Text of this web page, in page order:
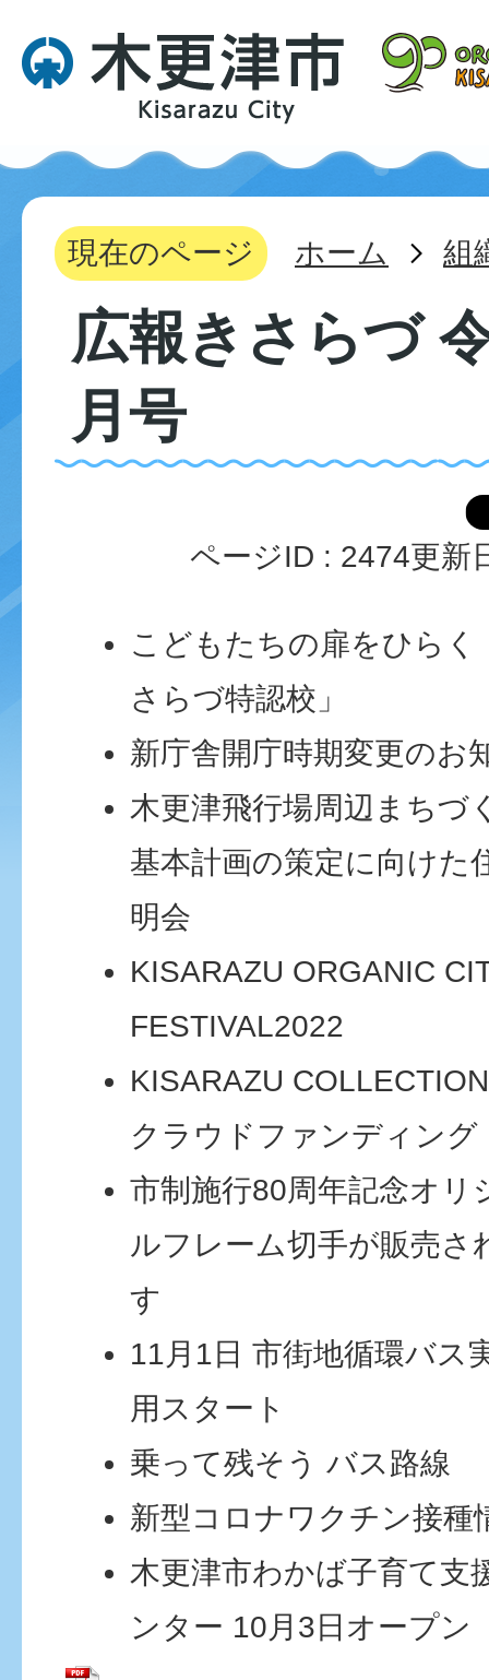
現在のページ ホーム 組
広報きさらづ
月号
ページID : 2474更新
こどもたちの扉をひらく
さらづ特認校」
新庁舎開庁時期変更のお
木更津飛行場周辺まちづ
基本計画の策定に向けた
明会
KISARAZU ORGANIC
FESTIVAL2022
KISARAZU COLLECTION
クラウドファンディング
市制施行80周年記念オリ
ルフレーム切手が販売さ
す
11月1日 市街地循環バス
用スタート
乗って残そう バス路線
新型コロナワクチン接種
木更津市わかば子育て支
ンター 10月3日オープン